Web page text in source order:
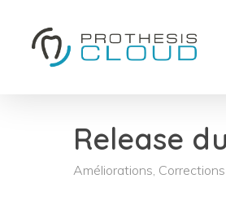
Release
Améliorations, Corrections